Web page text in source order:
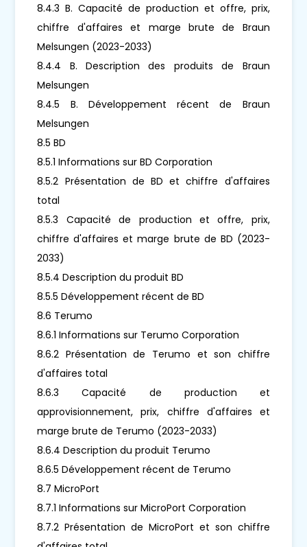
8.4.3 B. Capacité de production et offre, prix,
chiffre d'affaires et marge brute de Braun
Melsungen (2023-2033)
8.4.4 B. Description des produits de Braun
Melsungen
8.4.5 B. Développement récent de Braun
Melsungen
8.5 BD
8.5.1 Informations sur BD Corporation
8.5.2 Présentation de BD et chiffre d'affaires
total
8.5.3 Capacité de production et offre, prix,
chiffre d'affaires et marge brute de BD (2023-
2033)
8.5.4 Description du produit BD
8.5.5 Développement récent de BD
8.6 Terumo
8.6.1 Informations sur Terumo Corporation
8.6.2 Présentation de Terumo et son chiffre
d'affaires total
8.6.3 Capacité de production et
approvisionnement, prix, chiffre d'affaires et
marge brute de Terumo (2023-2033)
8.6.4 Description du produit Terumo
8.6.5 Développement récent de Terumo
8.7 MicroPort
8.7.1 Informations sur MicroPort Corporation
8.7.2 Présentation de MicroPort et son chiffre